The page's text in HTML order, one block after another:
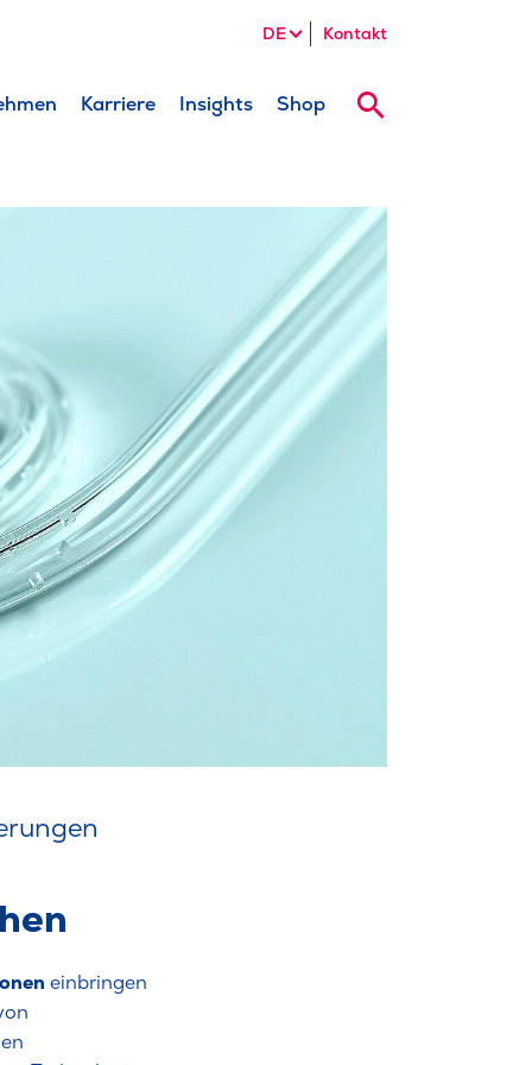
DE Kontakt
Karriere Insights Shop
einbringen